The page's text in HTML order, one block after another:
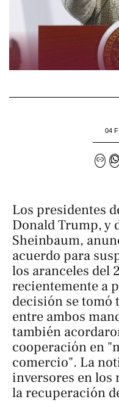
04
Los presidentes
Donald Trump, y
Sheinbaum,
acuerdo para
los aranceles del
recientemente a
decisión se tomó
entre ambos
también
cooperación en
comercio". La
inversores en los
la recuperación